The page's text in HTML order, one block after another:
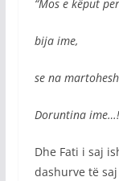
“Mos e kёput
bija ime,
se na
Doruntina
Dhe Fati i saj
dashurve të